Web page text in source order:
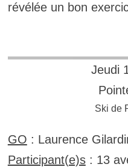
révélée un bon
Jeudi
Ski de
GO : Laurence
Participant(e)s: 13